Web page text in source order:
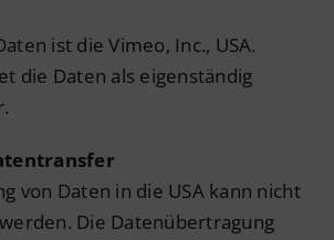
ist die Vimeo, Inc., USA.
die Daten als eigenständig
von Daten in die USA kann nicht
Die Datenübertragung